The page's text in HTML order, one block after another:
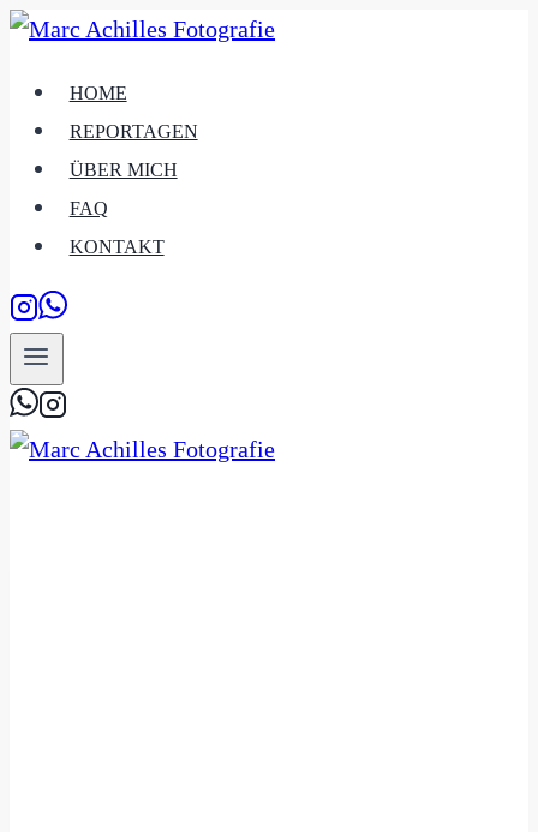
Zum
springenHOME
REPORTAGEN
ÜBER MICH
FAQ
KONTAKT